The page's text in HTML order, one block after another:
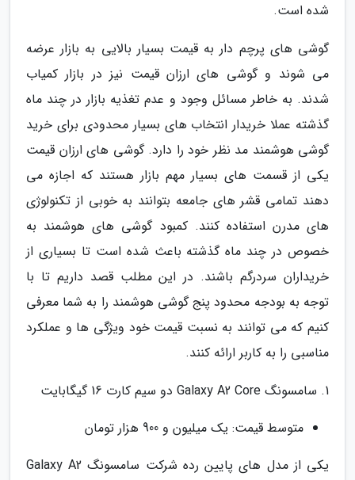
شده است.
گوشی های پرچم دار به قیمت بسیار بالایی به بازار عرضه
می شوند و گوشی های ارزان قیمت نیز در بازار کمیاب
شدند. به خاطر مسائل وجود و عدم تغذیه بازار در چند ماه
گذشته عملا خریدار انتخاب های بسیار محدودی برای خرید
گوشی هوشمند مد نظر خود را دارد. گوشی های ارزان قیمت
یکی از قسمت های بسیار مهم بازار هستند که اجازه می
دهند تمامی قشر های جامعه بتوانند به خوبی از تکنولوژی
های مدرن استفاده کنند. کمبود گوشی های هوشمند به
خصوص در چند ماه گذشته باعث شده است تا بسیاری از
خریداران سردرگم باشند. در این مطلب قصد داریم تا با
توجه به بودجه محدود پنج گوشی هوشمند را به شما معرفی
کنیم که می توانند به نسبت قیمت خود ویژگی ها و عملکرد
مناسبی را به کاربر ارائه کنند.
1. سامسونگ Galaxy A2 Core دو سیم کارت 16 گیگابایت
متوسط قیمت: یک میلیون و 900 هزار تومان
یکی از مدل های پایین رده شرکت سامسونگ Galaxy A2